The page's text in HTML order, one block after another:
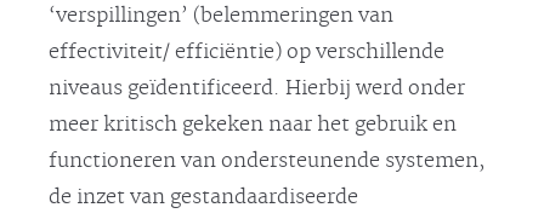
‘verspillingen’ (belemmeringen van
effectiviteit/ efficiëntie) op verschillende
niveaus geïdentificeerd. Hierbij werd onder
meer kritisch gekeken naar het gebruik en
functioneren van ondersteunende systemen,
de inzet van gestandaardiseerde